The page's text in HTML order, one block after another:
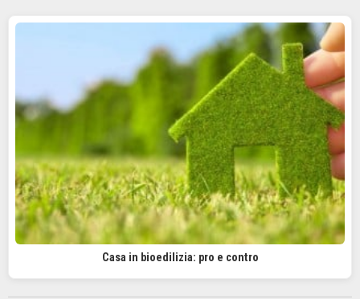
Casa in bioedilizia: pro e contro